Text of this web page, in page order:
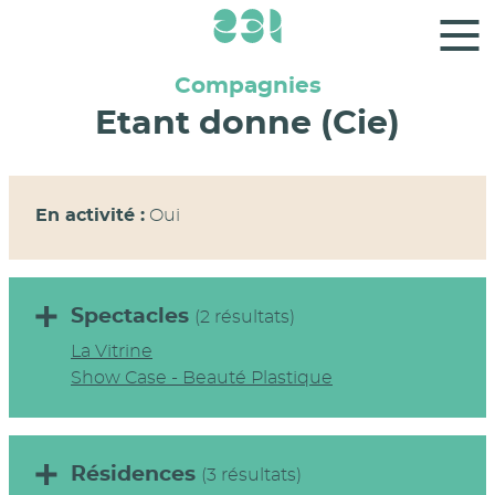
Panneau de gestion des cookies
Compagnies
Etant donne (Cie)
En activité : Oui
Spectacles (2 résultats)
La Vitrine
Show Case - Beauté Plastique
Résidences (3 résultats)